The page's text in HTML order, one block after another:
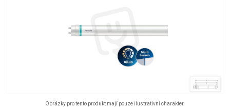
Obrázky pro tento produkt mají pouze ilustrativní charakter.